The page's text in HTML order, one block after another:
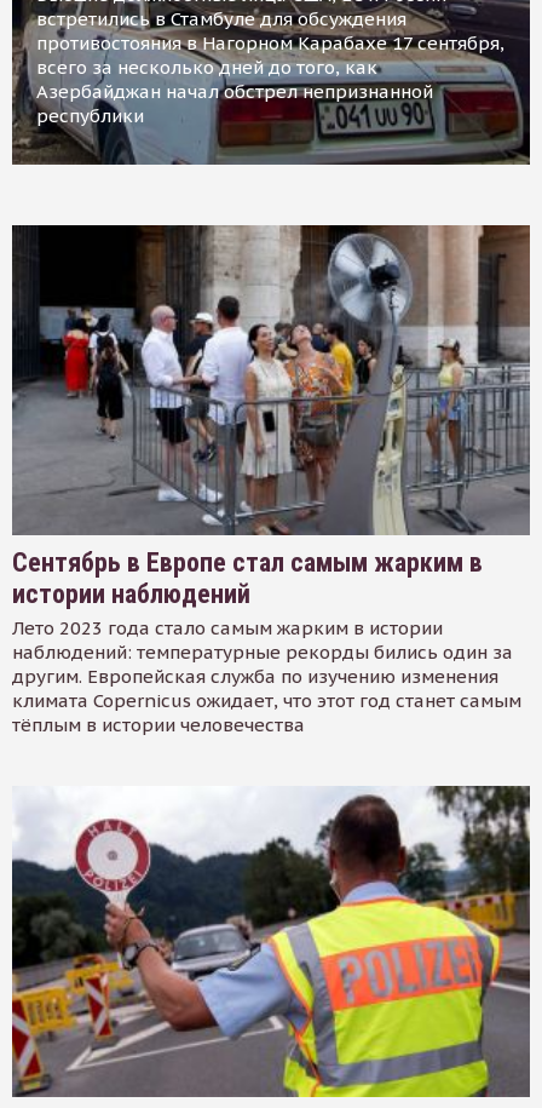
встретились в Стамбуле для обсуждения
противостояния в Нагорном Карабахе 17 сентября,
всего за несколько дней до того, как
Азербайджан начал обстрел непризнанной
республики
Сентябрь в Европе стал самым жарким в
истории наблюдений
Лето 2023 года стало самым жарким в истории
наблюдений: температурные рекорды бились один за
другим. Европейская служба по изучению изменения
климата Copernicus ожидает, что этот год станет самым
тёплым в истории человечества